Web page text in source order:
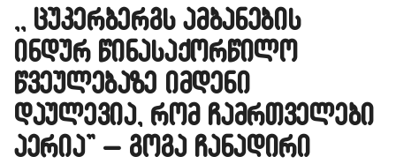
,, ცუკერბერგს ამბანების
ინდურ წინასაქორწილო
წვეულებაზე იმდენი
დაულევია, რომ ჩამრთველები
აერია” – გოგა ჩანადირი